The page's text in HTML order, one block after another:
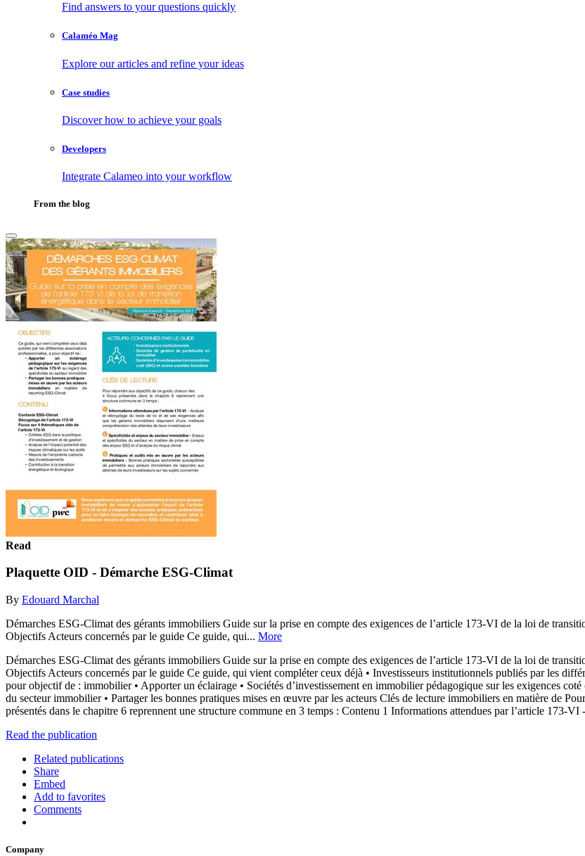
Find answers to your questions quickly
Calaméo Mag
Explore our articles and refine your ideas
Case studies
Discover how to achieve your goals
Developers
Integrate Calameo into your workflow
From the blog
Read
Plaquette OID - Démarche ESG-Climat
By Edouard Marchal
Démarches ESG-Climat des gérants immobiliers Guide sur la prise en compte des exigences de l’article 173-VI de la loi de
Objectifs Acteurs concernés par le guide Ce guide, qui... More
Démarches ESG-Climat des gérants immobiliers Guide sur la prise en compte des exigences de l’article 173-VI de la loi de
Objectifs Acteurs concernés par le guide Ce guide, qui vient compléter ceux déjà • Investisseurs institutionnels publiés par les
pour objectif de : immobilier • Apporter un éclairage • Sociétés d’investissement en immobilier pédagogique sur les exigences
du secteur immobilier • Partager les bonnes pratiques mises en œuvre par les acteurs Clés de lecture immobiliers en matière de
présentés dans le chapitre 6 reprennent une structure commune en 3 temps : Contenu 1 Informations attendues par l’article 173-
Read the publication
Related publications
Share
Embed
Add to favorites
Comments
Company